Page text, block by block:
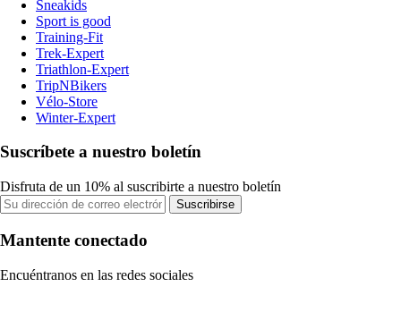
Sneakids
Sport is good
Training-Fit
Trek-Expert
Triathlon-Expert
TripNBikers
Vélo-Store
Winter-Expert
Suscríbete a nuestro boletín
Disfruta de un 10% al suscribirte a nuestro boletín
Suscribirse
Mantente conectado
Encuéntranos en las redes sociales